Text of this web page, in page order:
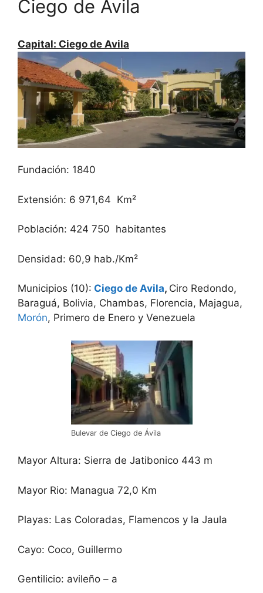
Ciego de Avila
Capital: Ciego de Avila
Fundación: 1840
Extensión: 6 971,64 Km²
Población: 424 750 habitantes
Densidad: 60,9 hab./Km²
Municipios (10): Ciego de Avila, Ciro Redondo,
Baraguá, Bolivia, Chambas, Florencia, Majagua,
Morón, Primero de Enero y Venezuela
Bulevar de Ciego de Ávila
Mayor Altura: Sierra de Jatibonico 443 m
Mayor Rio: Managua 72,0 Km
Playas: Las Coloradas, Flamencos y la Jaula
Cayo: Coco, Guillermo
Gentilicio: avileño – a